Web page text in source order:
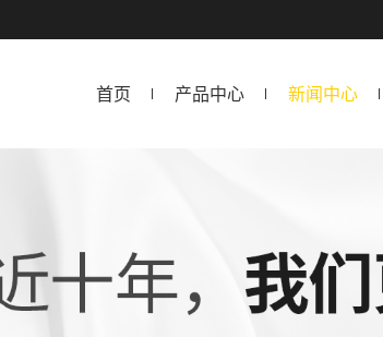
首页 产品中心 新闻中心